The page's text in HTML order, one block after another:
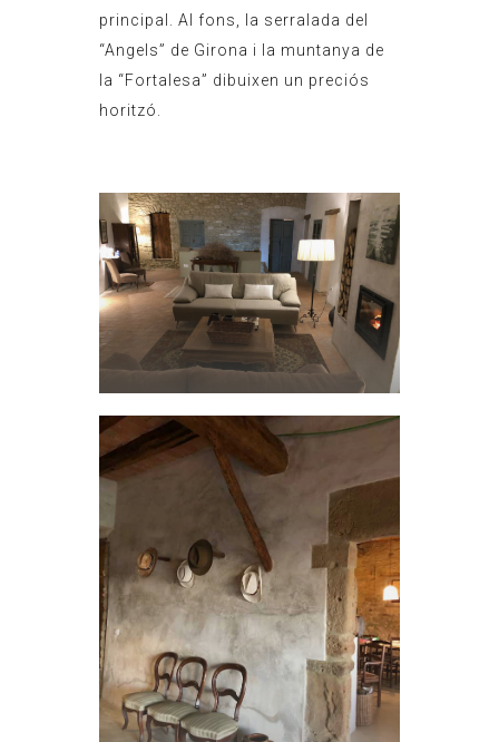
principal. Al fons, la serralada del
“Angels” de Girona i la muntanya de
la “Fortalesa” dibuixen un preciós
horitzó.